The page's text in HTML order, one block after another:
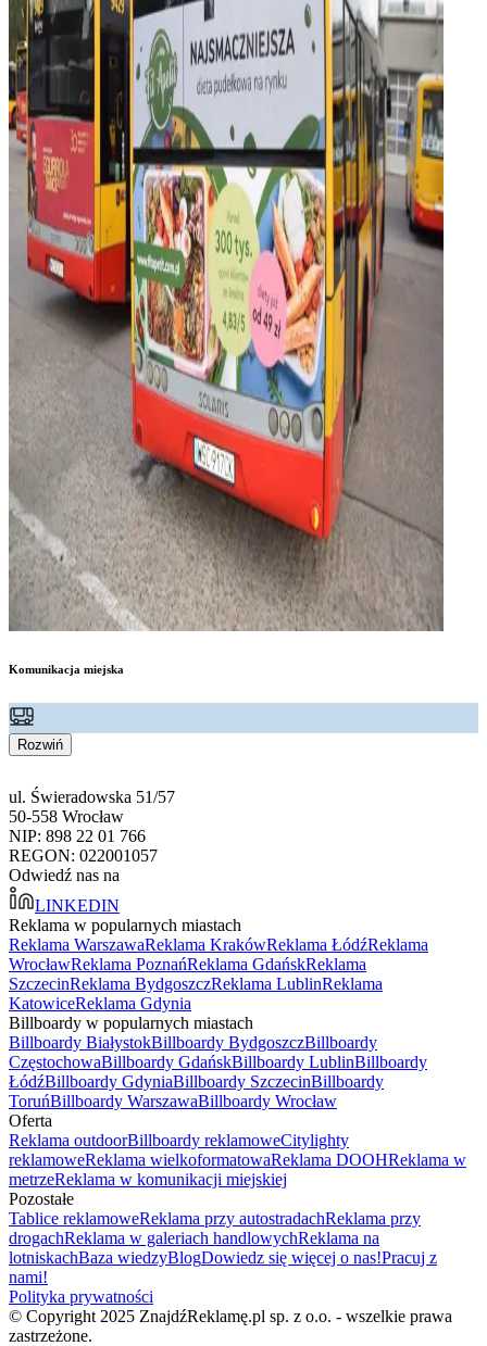
Komunikacja miejska
Rozwiń
ul. Świeradowska 51/57
50-558 Wrocław
NIP: 898 22 01 766
REGON: 022001057
Odwiedź nas na
LINKEDIN
Reklama w popularnych miastach
Reklama WarszawaReklama KrakówReklama ŁódźReklama
WrocławReklama PoznańReklama GdańskReklama
SzczecinReklama BydgoszczReklama LublinReklama
KatowiceReklama Gdynia
Billboardy w popularnych miastach
Billboardy BiałystokBillboardy BydgoszczBillboardy
CzęstochowaBillboardy GdańskBillboardy LublinBillboardy
ŁódźBillboardy GdyniaBillboardy SzczecinBillboardy
ToruńBillboardy WarszawaBillboardy Wrocław
Oferta
Reklama outdoorBillboardy reklamoweCitylighty
reklamoweReklama wielkoformatowaReklama DOOHReklama w
metrzeReklama w komunikacji miejskiej
Pozostałe
Tablice reklamoweReklama przy autostradachReklama przy
drogachReklama w galeriach handlowychReklama na
lotniskachBaza wiedzyBlogDowiedz się więcej o nas!Pracuj z
nami!
Polityka prywatności
© Copyright 2025 ZnajdźReklamę.pl sp. z o.o. - wszelkie prawa
zastrzeżone.